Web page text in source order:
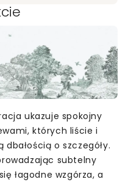
ukazuje spokojny
których liście i
dbałością o szczegóły.
subtelny
łagodne wzgórza, a